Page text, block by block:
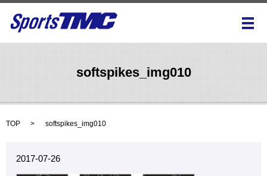
メ
softspikes_img010
TOP softspikes_img010
2017-07-26